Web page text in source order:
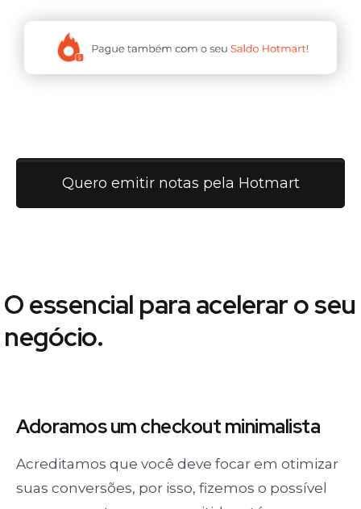
Quero emitir notas pela Hotmart
O essencial para acelerar o seu
negócio.
Adoramos umcheckout minimalista
Acreditamos que você deve focar em otimizar
suas conversões, por isso, fizemos o possível